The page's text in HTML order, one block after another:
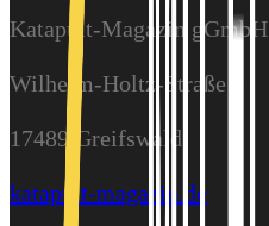
Katapult-Magazin gGmbH
Wilhelm-Holtz-Straße 9
17489 Greifswald
katapult-magazin.de